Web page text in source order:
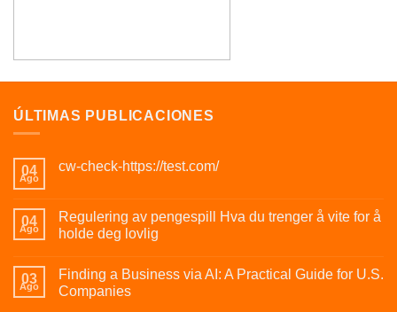
ÚLTIMAS PUBLICACIONES
04
Ago
cw-check-https://test.com/
04
Ago
Regulering av pengespill Hva du trenger å vite for å
holde deg lovlig
03
Ago
Finding a Business via AI: A Practical Guide for U.S.
Companies